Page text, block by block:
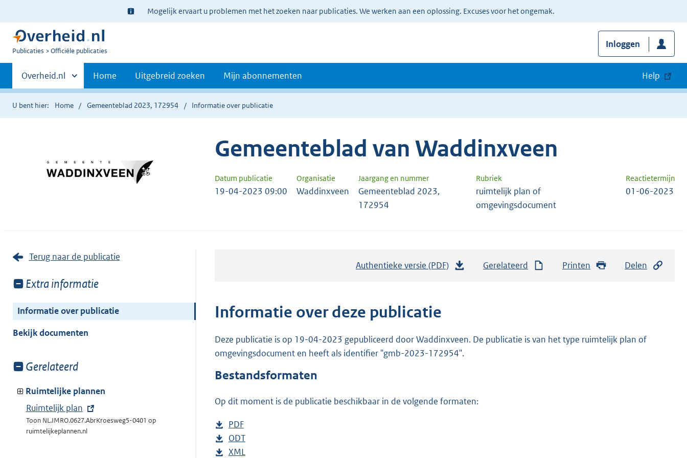
Ter
informatie:
Mogelijk ervaart u problemen met het zoeken naar publicaties. We werken aan een oplossing. Excuses voor het ongemak.
U
Publicaties Officiële publicaties
Inloggen
Primaire
navigatie
Andere
sites
binnen
Overheid.nl Home Uitgebreid zoeken Mijn abonnementen Help
U bent hier: Home Gemeenteblad 2023, 172954 Informatie over publicatie
Gemeenteblad van Waddinxveen
Datum publicatie Organisatie Jaargang en nummer Rubriek Reactietermijn
19-04-2023 09:00 Waddinxveen
Gemeenteblad 2023,
172954
ruimtelijk plan of
omgevingsdocument
01-06-2023
Terug naar de publicatie
Toon
van:
Extra informatie
Informatie over publicatie
Bekijk documenten
Toon
van:
Gerelateerd
Ruimtelijke plannen
E
x
t
Ruimtelijk plan
Toon NL.IMRO.0627.AbrKroesweg5-0401 op
ruimtelijkeplannen.nl
Authentieke versie (PDF)
d
o
Gerelateerd Printen Delen
Informatie over deze publicatie
Deze publicatie is op 19-04-2023 gepubliceerd door Waddinxveen. De publicatie is van het type ruimtelijk plan of
omgevingsdocument en heeft als identifier "gmb-2023-172954".
Bestandsformaten
Op dit moment is de publicatie beschikbaar in de volgende formaten:
D
o
w
PDF
e
s
D
o
ODT
D
XML